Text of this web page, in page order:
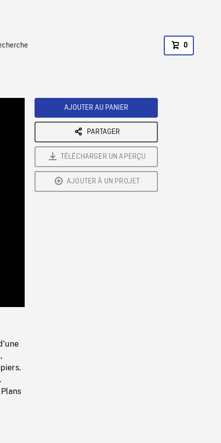
0
Rate
AJOUTER AU PANIER
PARTAGER
TÉLÉCHARGER UN APERÇU
AJOUTER À UN PROJET